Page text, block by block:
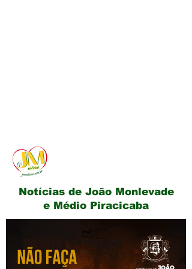
Notícias de João Monlevade
e Médio Piracicaba